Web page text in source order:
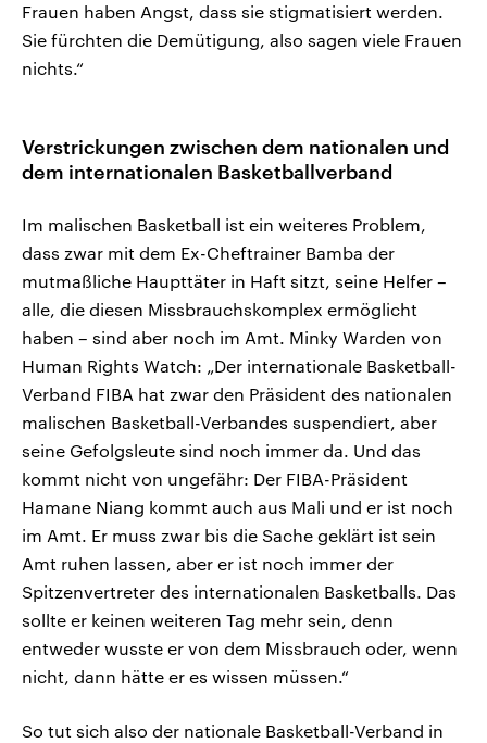
Frauen haben Angst, dass sie stigmatisiert werden.
Sie fürchten die Demütigung, also sagen viele Frauen
nichts.“
Verstrickungen zwischen dem nationalen und
dem internationalen Basketballverband
Im malischen Basketball ist ein weiteres Problem,
dass zwar mit dem Ex-Cheftrainer Bamba der
mutmaßliche Haupttäter in Haft sitzt, seine Helfer –
alle, die diesen Missbrauchskomplex ermöglicht
haben – sind aber noch im Amt. Minky Warden von
Human Rights Watch: „Der internationale Basketball-
Verband FIBA hat zwar den Präsident des nationalen
malischen Basketball-Verbandes suspendiert, aber
seine Gefolgsleute sind noch immer da. Und das
kommt nicht von ungefähr: Der FIBA-Präsident
Hamane Niang kommt auch aus Mali und er ist noch
im Amt. Er muss zwar bis die Sache geklärt ist sein
Amt ruhen lassen, aber er ist noch immer der
Spitzenvertreter des internationalen Basketballs. Das
sollte er keinen weiteren Tag mehr sein, denn
entweder wusste er von dem Missbrauch oder, wenn
nicht, dann hätte er es wissen müssen.“
So tut sich also der nationale Basketball-Verband in